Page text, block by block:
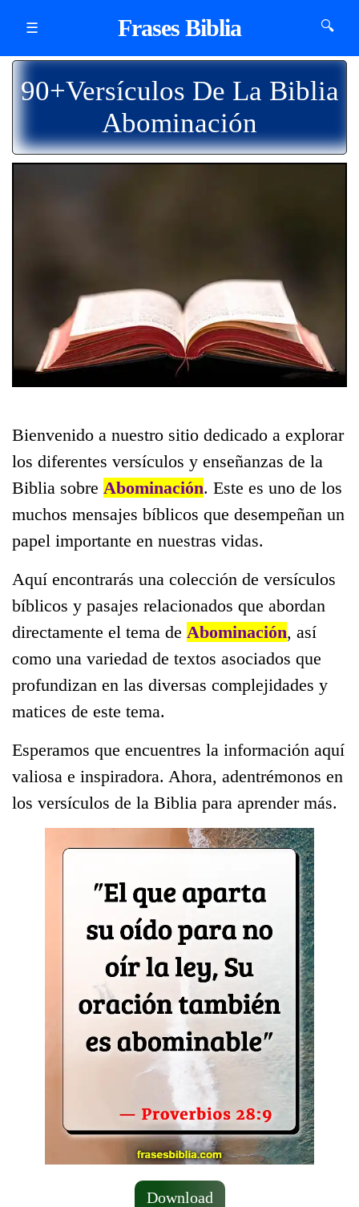
☰ Frases Biblia 🔍
90+Versículos De La Biblia
Abominación
Bienvenido a nuestro sitio dedicado a explorar
los diferentes versículos y enseñanzas de la
Biblia sobre Abominación. Este es uno de los
muchos mensajes bíblicos que desempeñan un
papel importante en nuestras vidas.
Aquí encontrarás una colección de versículos
bíblicos y pasajes relacionados que abordan
directamente el tema de Abominación, así
como una variedad de textos asociados que
profundizan en las diversas complejidades y
matices de este tema.
Esperamos que encuentres la información aquí
valiosa e inspiradora. Ahora, adentrémonos en
los versículos de la Biblia para aprender más.
Download